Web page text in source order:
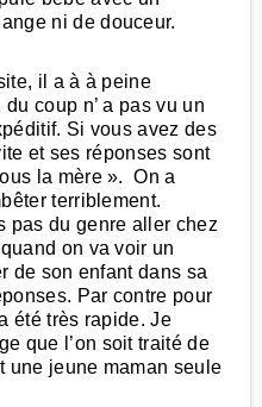
ni de douceur.
il a à à peine
coup n’ a pas vu un
Si vous avez des
et ses réponses sont
la mère ». On a
terriblement.
pas du genre aller chez
on va voir un
de son enfant dans sa
Par contre pour
été très rapide. Je
que l’on soit traité de
une jeune maman seule